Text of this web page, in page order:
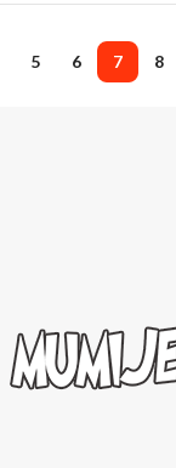
5 6 7 8